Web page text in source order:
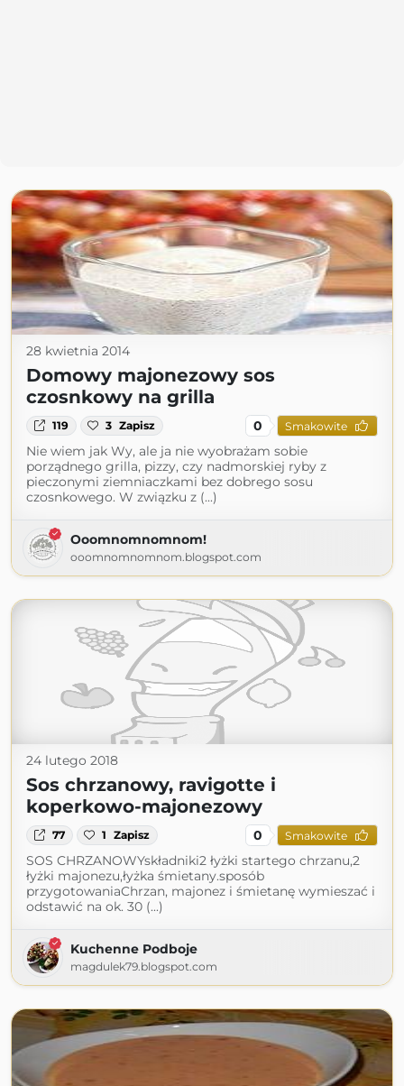
28 kwietnia 2014
Domowy majonezowy sos
czosnkowy na grilla
119 3 Zapisz 0 Smakowite
Nie wiem jak Wy, ale ja nie wyobrażam sobie
porządnego grilla, pizzy, czy nadmorskiej ryby z
pieczonymi ziemniaczkami bez dobrego sosu
czosnkowego. W związku z (...)
Ooomnomnomnom!
ooomnomnomnom.blogspot.com
24 lutego 2018
Sos chrzanowy, ravigotte i
koperkowo-majonezowy
77 1 Zapisz 0 Smakowite
SOS CHRZANOWYskładniki2 łyżki startego chrzanu,2
łyżki majonezu,łyżka śmietany.sposób
przygotowaniaChrzan, majonez i śmietanę wymieszać i
odstawić na ok. 30 (...)
Kuchenne Podboje
magdulek79.blogspot.com